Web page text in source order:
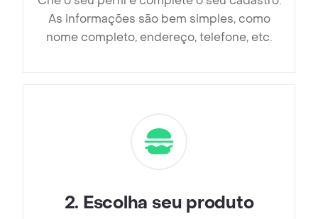
As informações são bem simples, como
nome completo, endereço, telefone, etc.
2. Escolha seu produto